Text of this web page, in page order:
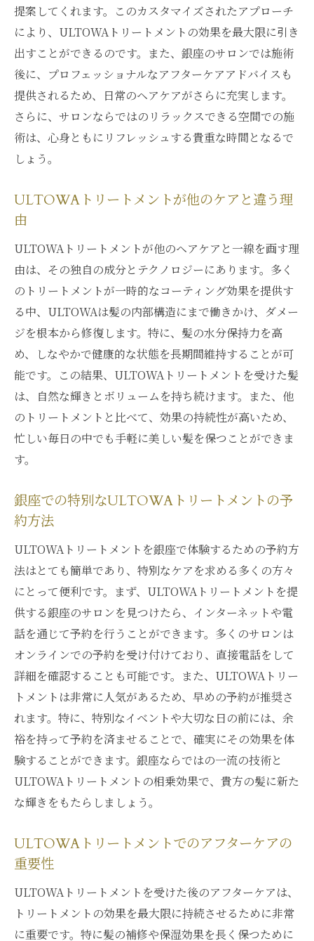
る方法
銀座のサロンスタッフが語るULTOWAの魅
力
髪が輝く究極のケア銀座で体験するULTOWAト
リートメント
ULTOWAトリートメントで叶える髪の理想
形
髪の輝きを引き出すULTOWAの秘密
銀座で体験するULTOWAの特別なサービス
ULTOWAトリートメントで再発見する髪の
魅力
ULTOWAトリートメントで髪のダメージを根本
から修復する方法
ダメージヘアを救うULTOWAのアプローチ
ULTOWAトリートメントの修復メカニズム
髪質改善を促すULTOWAの成分分析
ULTOWAトリートメントで防ぐ髪の未来の
銀座サロンの専門家が語るULTOWAの効果
毎日のスタイリングを楽しくするULTOWAトリ
ートメントの魅力
スタイリングが楽になるULTOWAの秘密
ULTOWAトリートメントで変わる髪の質感
毎日のケアが楽しくなるULTOWAの効果
スタイリングの幅を広げるULTOWAトリー
トメント
ULTOWAトリートメントで実感するスタイ
リングの持続性
ULTOWAで簡単ヘアアレンジを楽しむ方法
銀座のULTOWAトリートメントで得られる髪の
潤いと輝き
ULTOWAトリートメントで実感する潤いの
ULTOWAトリートメントで実現するしなや
かな髪
提案してくれます。このカスタマイズされたアプローチ
により、ULTOWAトリートメントの効果を最大限に引き
出すことができるのです。また、銀座のサロンでは施術
後に、プロフェッショナルなアフターケアアドバイスも
提供されるため、日常のヘアケアがさらに充実します。
さらに、サロンならではのリラックスできる空間での施
術は、心身ともにリフレッシュする貴重な時間となるで
しょう。
ULTOWAトリートメントが他のケアと違う理
由
ULTOWAトリートメントが他のヘアケアと一線を画す理
由は、その独自の成分とテクノロジーにあります。多く
のトリートメントが一時的なコーティング効果を提供す
る中、ULTOWAは髪の内部構造にまで働きかけ、ダメー
ジを根本から修復します。特に、髪の水分保持力を高
め、しなやかで健康的な状態を長期間維持することが可
能です。この結果、ULTOWAトリートメントを受けた髪
は、自然な輝きとボリュームを持ち続けます。また、他
のトリートメントと比べて、効果の持続性が高いため、
忙しい毎日の中でも手軽に美しい髪を保つことができま
す。
銀座での特別なULTOWAトリートメントの予
約方法
ULTOWAトリートメントを銀座で体験するための予約方
法はとても簡単であり、特別なケアを求める多くの方々
にとって便利です。まず、ULTOWAトリートメントを提
供する銀座のサロンを見つけたら、インターネットや電
話を通じて予約を行うことができます。多くのサロンは
オンラインでの予約を受け付けており、直接電話をして
詳細を確認することも可能です。また、ULTOWAトリー
トメントは非常に人気があるため、早めの予約が推奨さ
れます。特に、特別なイベントや大切な日の前には、余
裕を持って予約を済ませることで、確実にその効果を体
験することができます。銀座ならではの一流の技術と
ULTOWAトリートメントの相乗効果で、貴方の髪に新た
な輝きをもたらしましょう。
ULTOWAトリートメントでのアフターケアの
重要性
ULTOWAトリートメントを受けた後のアフターケアは、
トリートメントの効果を最大限に持続させるために非常
に重要です。特に髪の補修や保湿効果を長く保つために